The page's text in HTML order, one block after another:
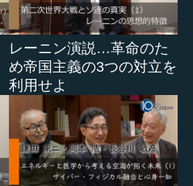
レーニン演説…革命のた
め帝国主義の3つの対立を
利用せよ